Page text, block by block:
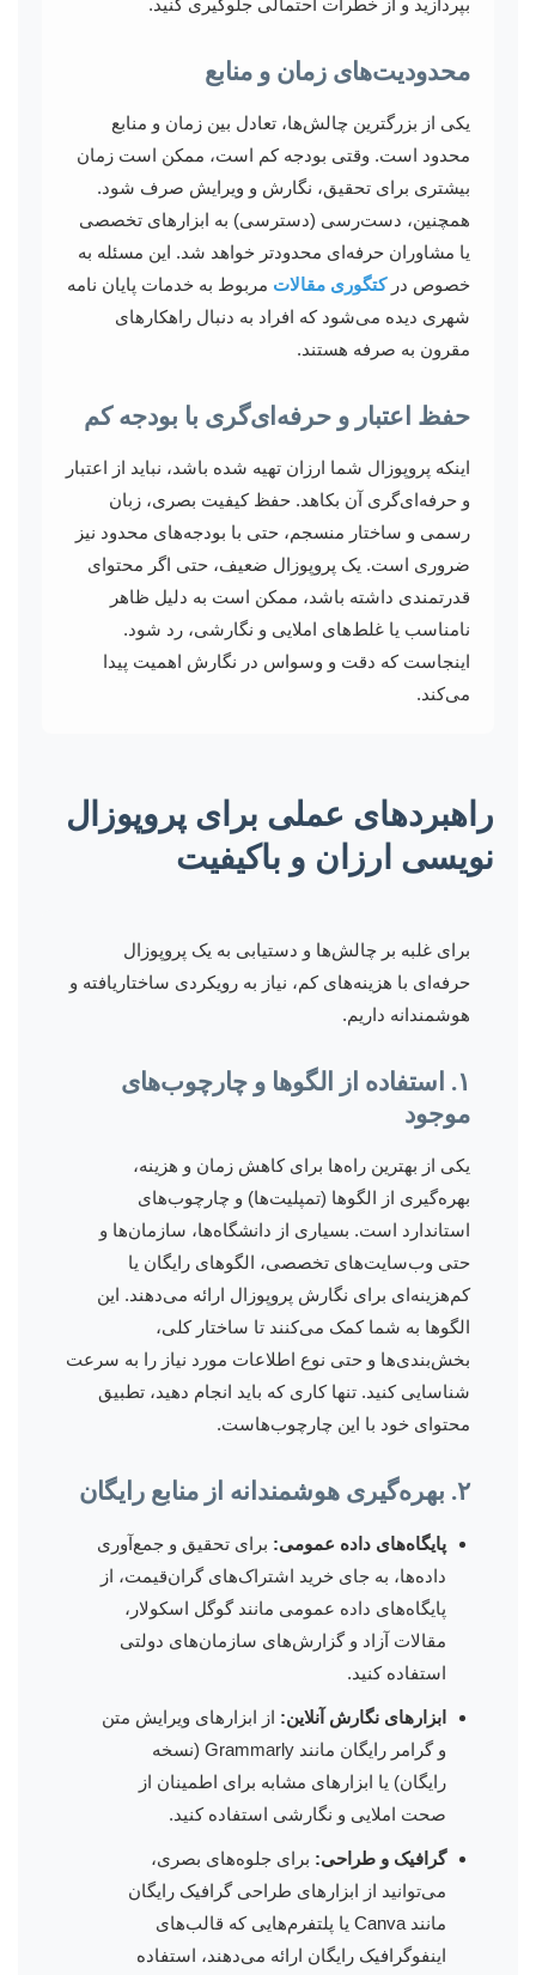
بپردازید و از خطرات احتمالی جلوگیری کنید.
محدودیت‌های زمان و منابع
یکی از بزرگترین چالش‌ها، تعادل بین زمان و منابع
محدود است. وقتی بودجه کم است، ممکن است زمان
بیشتری برای تحقیق، نگارش و ویرایش صرف شود.
همچنین، دست‌رسی (دسترسی) به ابزارهای تخصصی
یا مشاوران حرفه‌ای محدودتر خواهد شد. این مسئله به
خصوص درکتگوری مقالات مربوط به خدمات پایان نامه
شهری دیده می‌شود که افراد به دنبال راهکارهای
مقرون به صرفه هستند.
حفظ اعتبار و حرفه‌ای‌گری با بودجه کم
اینکه پروپوزال شما ارزان تهیه شده باشد، نباید از اعتبار
و حرفه‌ای‌گری آن بکاهد. حفظ کیفیت بصری، زبان
رسمی و ساختار منسجم، حتی با بودجه‌های محدود نیز
ضروری است. یک پروپوزال ضعیف، حتی اگر محتوای
قدرتمندی داشته باشد، ممکن است به دلیل ظاهر
نامناسب یا غلط‌های املایی و نگارشی، رد شود.
اینجاست که دقت و وسواس در نگارش اهمیت پیدا
می‌کند.
راهبردهای عملی برای پروپوزال
نویسی ارزان و باکیفیت
برای غلبه بر چالش‌ها و دستیابی به یک پروپوزال
حرفه‌ای با هزینه‌های کم، نیاز به رویکردی ساختاریافته و
هوشمندانه داریم.
۱. استفاده از الگوها و چارچوب‌های
موجود
یکی از بهترین راه‌ها برای کاهش زمان و هزینه،
بهره‌گیری از الگوها (تمپلیت‌ها) و چارچوب‌های
استاندارد است. بسیاری از دانشگاه‌ها، سازمان‌ها و
حتی وب‌سایت‌های تخصصی، الگوهای رایگان یا
کم‌هزینه‌ای برای نگارش پروپوزال ارائه می‌دهند. این
الگوها به شما کمک می‌کنند تا ساختار کلی،
بخش‌بندی‌ها و حتی نوع اطلاعات مورد نیاز را به سرعت
شناسایی کنید. تنها کاری که باید انجام دهید، تطبیق
محتوای خود با این چارچوب‌هاست.
۲. بهره‌گیری هوشمندانه از منابع رایگان
پایگاه‌های داده عمومی: برای تحقیق و جمع‌آوری
داده‌ها، به جای خرید اشتراک‌های گران‌قیمت، از
پایگاه‌های داده عمومی مانند گوگل اسکولار،
مقالات آزاد و گزارش‌های سازمان‌های دولتی
استفاده کنید.
ابزارهای نگارش آنلاین: از ابزارهای ویرایش متن
و گرامر رایگان مانند Grammarly (نسخه
رایگان) یا ابزارهای مشابه برای اطمینان از
صحت املایی و نگارشی استفاده کنید.
گرافیک و طراحی: برای جلوه‌های بصری،
می‌توانید از ابزارهای طراحی گرافیک رایگان
مانند Canva یا پلتفرم‌هایی که قالب‌های
اینفوگرافیک رایگان ارائه می‌دهند، استفاده